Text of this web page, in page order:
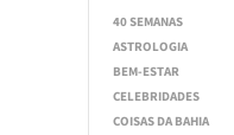
40 SEMANAS
ASTROLOGIA
BEM-ESTAR
CELEBRIDADES
COISAS DA BAHIA